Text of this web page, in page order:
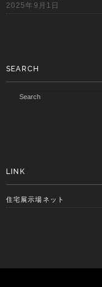
2025年9月1日
SEARCH
LINK
住宅展示場ネット